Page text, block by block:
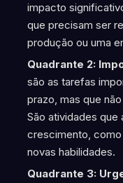
impacto
que precisam ser
produção ou uma
Quadrante 2:
são as tarefas
prazo, mas que
São atividades que
crescimento,
novas habilidades.
Quadrante 3: